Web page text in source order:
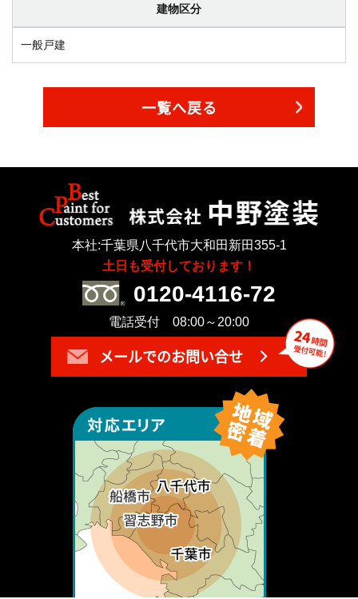
建物区分
一般戸建
一覧へ戻る
本社:千葉県八千代市大和田新田355-1
土日も受付しております！
0120-4116-72
電話受付 08:00～20:00
メールでのお問い合せ